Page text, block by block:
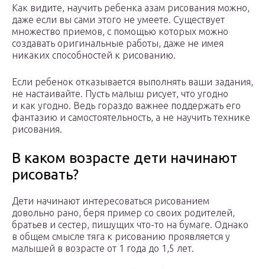
Как видите, научить ребенка азам рисования можно,
даже если вы сами этого не умеете. Существует
множество приемов, с помощью которых можно
создавать оригинальные работы, даже не имея
никаких способностей к рисованию.
Если ребенок отказывается выполнять ваши задания,
не настаивайте. Пусть малыш рисует, что угодно
и как угодно. Ведь гораздо важнее поддержать его
фантазию и самостоятельность, а не научить технике
рисования.
В каком возрасте дети начинают
рисовать?
Дети начинают интересоваться рисованием
довольно рано, беря пример со своих родителей,
братьев и сестер, пишущих что-то на бумаге. Однако
в общем смысле тяга к рисованию проявляется у
малышей в возрасте от 1 года до 1,5 лет.